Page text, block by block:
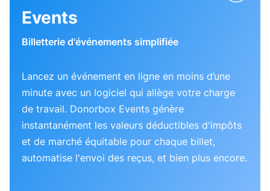
Events
Billetterie d'événements simplifiée
Lancez un événement en ligne en moins d’une
minute avec un logiciel qui allège votre charge
de travail. Donorbox Events génère
instantanément les valeurs déductibles d'impôts
et de marché équitable pour chaque billet,
automatise l'envoi des reçus, et bien plus encore.